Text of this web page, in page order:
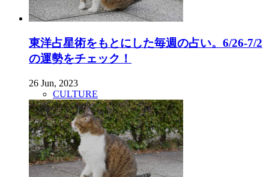
東洋占星術をもとにした毎週の占い。6/26-7/2
の運勢をチェック！
26 Jun, 2023
CULTURE